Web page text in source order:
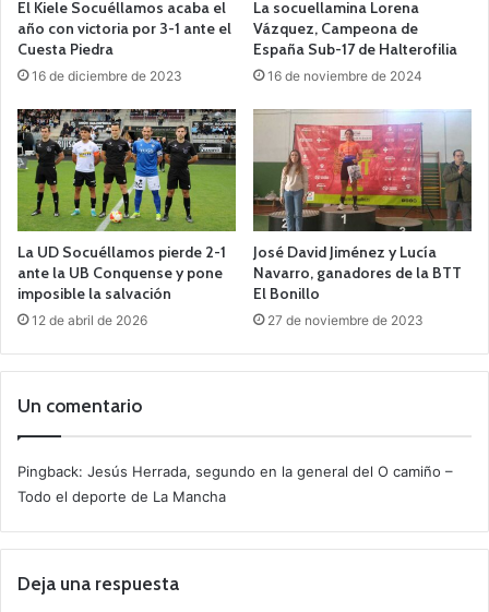
El Kiele Socuéllamos acaba el
año con victoria por 3-1 ante el
Cuesta Piedra
16 de diciembre de 2023
La socuellamina Lorena
Vázquez, Campeona de
España Sub-17 de Halterofilia
16 de noviembre de 2024
La UD Socuéllamos pierde 2-1
ante la UB Conquense y pone
imposible la salvación
12 de abril de 2026
José David Jiménez y Lucía
Navarro, ganadores de la BTT
El Bonillo
27 de noviembre de 2023
Un comentario
Pingback: Jesús Herrada, segundo en la general del O camiño –
Todo el deporte de La Mancha
Deja una respuesta